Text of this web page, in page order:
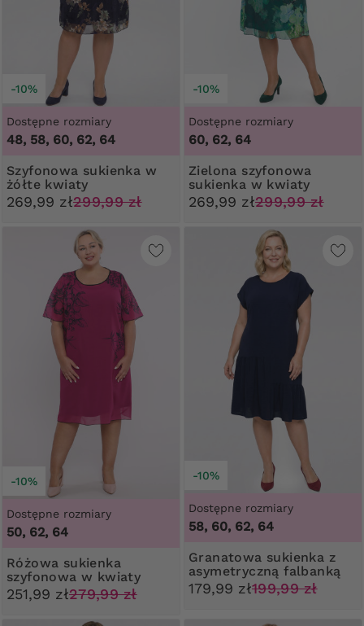
-10%
Dostępne rozmiary
48, 58, 60, 62, 64
Szyfonowa sukienka w
żółte kwiaty
269,99 zł299,99 zł
-10%
Dostępne rozmiary
60, 62, 64
Zielona szyfonowa
sukienka w kwiaty
269,99 zł299,99 zł
-10%
Dostępne rozmiary
50, 62, 64
Różowa sukienka
szyfonowa w kwiaty
251,99 zł279,99 zł
-10%
Dostępne rozmiary
58, 60, 62, 64
Granatowa sukienka z
asymetryczną falbanką
179,99 zł199,99 zł